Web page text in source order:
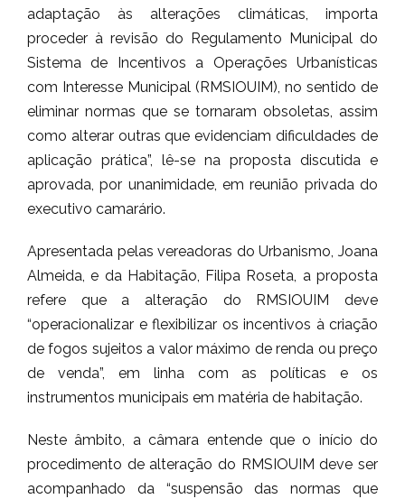
adaptação às alterações climáticas, importa
proceder à revisão do Regulamento Municipal do
Sistema de Incentivos a Operações Urbanísticas
com Interesse Municipal (RMSIOUIM), no sentido de
eliminar normas que se tornaram obsoletas, assim
como alterar outras que evidenciam dificuldades de
aplicação prática”, lê-se na proposta discutida e
aprovada, por unanimidade, em reunião privada do
executivo camarário.
Apresentada pelas vereadoras do Urbanismo, Joana
Almeida, e da Habitação, Filipa Roseta, a proposta
refere que a alteração do RMSIOUIM deve
“operacionalizar e flexibilizar os incentivos à criação
de fogos sujeitos a valor máximo de renda ou preço
de venda”, em linha com as políticas e os
instrumentos municipais em matéria de habitação.
Neste âmbito, a câmara entende que o início do
procedimento de alteração do RMSIOUIM deve ser
acompanhado da “suspensão das normas que